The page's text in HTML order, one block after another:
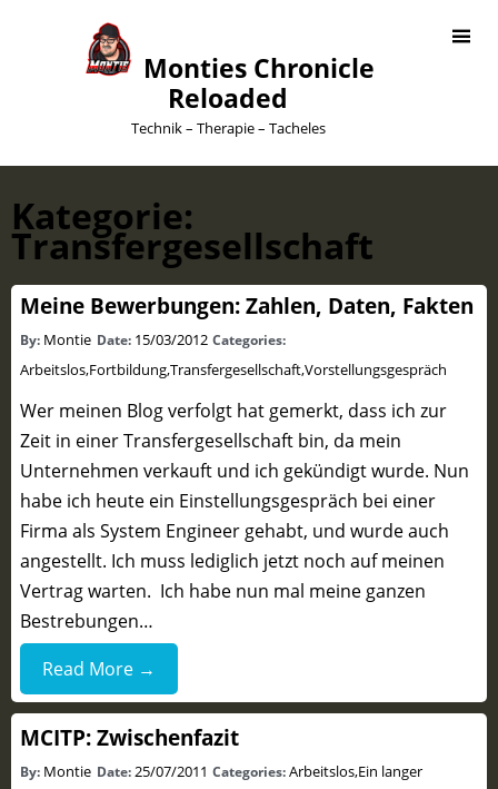
Monties Chronicle
Reloaded
Technik – Therapie – Tacheles
Kategorie:
Transfergesellschaft
Meine Bewerbungen: Zahlen, Daten, Fakten
By: Montie Date: 15/03/2012 Categories:
Arbeitslos,Fortbildung,Transfergesellschaft,Vorstellungsgespräch
Wer meinen Blog verfolgt hat gemerkt, dass ich zur
Zeit in einer Transfergesellschaft bin, da mein
Unternehmen verkauft und ich gekündigt wurde. Nun
habe ich heute ein Einstellungsgespräch bei einer
Firma als System Engineer gehabt, und wurde auch
angestellt. Ich muss lediglich jetzt noch auf meinen
Vertrag warten. Ich habe nun mal meine ganzen
Bestrebungen…
Read More →
MCITP: Zwischenfazit
By: Montie Date:25/07/2011 Categories:Arbeitslos,Ein langer